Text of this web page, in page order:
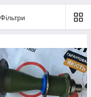
післяплатою.
Фільтри